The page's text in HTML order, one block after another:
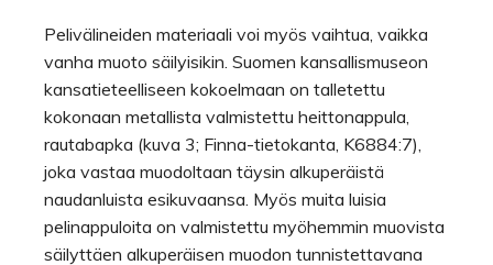
Pelivälineiden materiaali voi myös vaihtua, vaikka
vanha muoto säilyisikin. Suomen kansallismuseon
kansatieteelliseen kokoelmaan on talletettu
kokonaan metallista valmistettu heittonappula,
rautabapka (kuva 3; Finna-tietokanta, K6884:7),
joka vastaa muodoltaan täysin alkuperäistä
naudanluista esikuvaansa. Myös muita luisia
pelinappuloita on valmistettu myöhemmin muovista
säilyttäen alkuperäisen muodon tunnistettavana